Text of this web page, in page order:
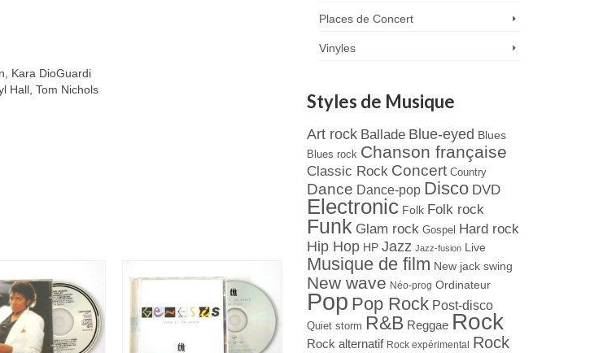
Kara DioGuardi
Hall, Tom Nichols
Places de Concert
Vinyles
Styles de Musique
Art rock Ballade Blue-eyed Blues
Blues rock Chanson française
Classic Rock Concert Country
Dance Dance-pop Disco DVD
Electronic Folk Folk rock
Funk Glam rock Gospel Hard rock
Hip Hop HP Jazz Jazz-fusion Live
Musique de film New jack swing
New wave Néo-prog Ordinateur
Pop Pop Rock Post-disco
Quiet storm R&B Reggae Rock
Rock alternatif Rock expérimental Rock